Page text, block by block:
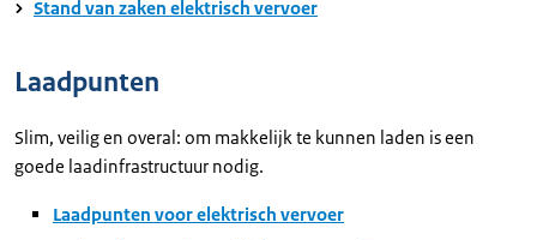
Stand van zaken elektrisch vervoer
Laadpunten
Slim, veilig en overal: om makkelijk te kunnen laden is een
goede laadinfrastructuur nodig.
Laadpunten voor elektrisch vervoer